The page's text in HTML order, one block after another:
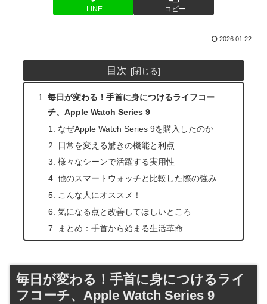
LINE コピー
2026.01.22
目次
毎日が変わる！手首に身につけるライフコー
チ、Apple Watch Series 9
なぜApple Watch Series 9を購入したのか
日常を変える驚きの機能と利点
様々なシーンで活躍する実用性
他のスマートウォッチと比較した際の強み
こんな人にオススメ！
気になる点と改善してほしいところ
まとめ：手首から始まる生活革命
毎日が変わる！手首に身につけるライ
フコーチ、Apple Watch Series 9